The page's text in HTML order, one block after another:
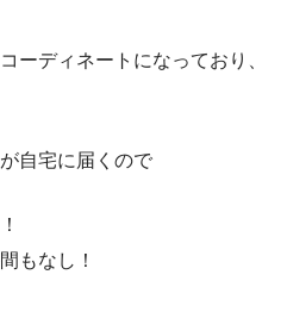
ーディネートになっており、
自宅に届くので
もなし！